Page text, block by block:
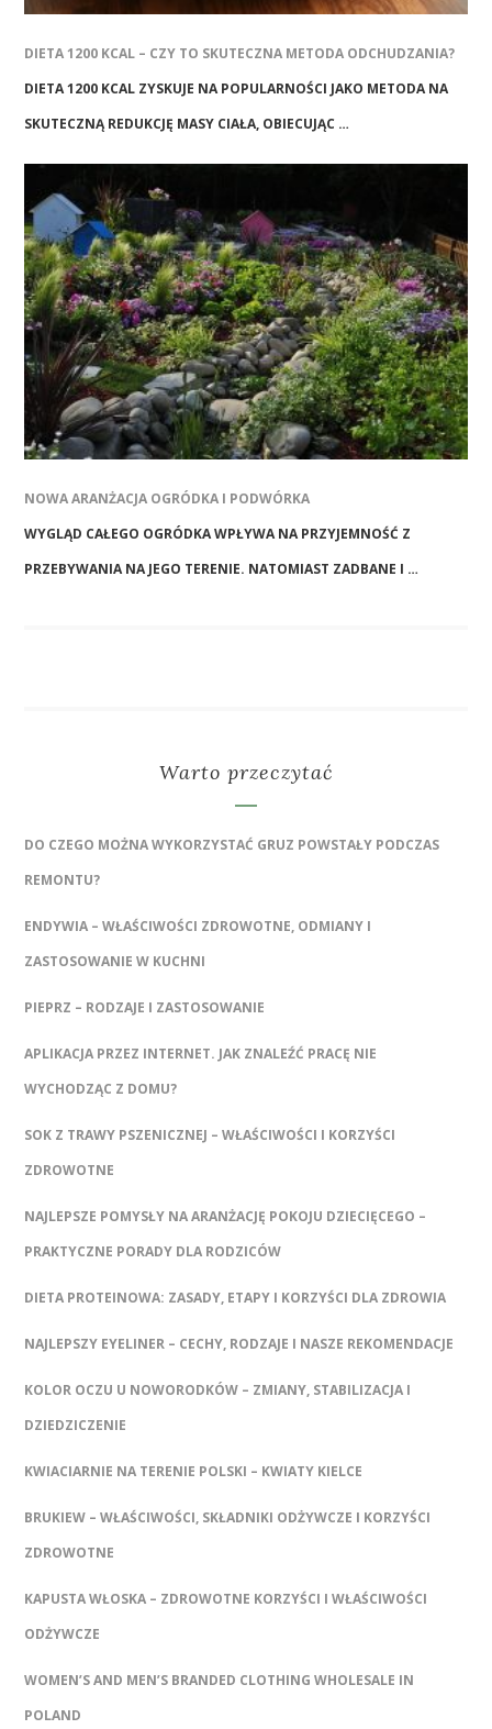
DIETA 1200 KCAL – CZY TO SKUTECZNA METODA ODCHUDZANIA?
DIETA 1200 KCAL ZYSKUJE NA POPULARNOŚCI JAKO METODA NA
SKUTECZNĄ REDUKCJĘ MASY CIAŁA, OBIECUJĄC …
NOWA ARANŻACJA OGRÓDKA I PODWÓRKA
WYGLĄD CAŁEGO OGRÓDKA WPŁYWA NA PRZYJEMNOŚĆ Z
PRZEBYWANIA NA JEGO TERENIE. NATOMIAST ZADBANE I …
Warto przeczytać
DO CZEGO MOŻNA WYKORZYSTAĆ GRUZ POWSTAŁY PODCZAS
REMONTU?
ENDYWIA – WŁAŚCIWOŚCI ZDROWOTNE, ODMIANY I
ZASTOSOWANIE W KUCHNI
PIEPRZ – RODZAJE I ZASTOSOWANIE
APLIKACJA PRZEZ INTERNET. JAK ZNALEŹĆ PRACĘ NIE
WYCHODZĄC Z DOMU?
SOK Z TRAWY PSZENICZNEJ – WŁAŚCIWOŚCI I KORZYŚCI
ZDROWOTNE
NAJLEPSZE POMYSŁY NA ARANŻACJĘ POKOJU DZIECIĘCEGO –
PRAKTYCZNE PORADY DLA RODZICÓW
DIETA PROTEINOWA: ZASADY, ETAPY I KORZYŚCI DLA ZDROWIA
NAJLEPSZY EYELINER – CECHY, RODZAJE I NASZE REKOMENDACJE
KOLOR OCZU U NOWORODKÓW – ZMIANY, STABILIZACJA I
DZIEDZICZENIE
KWIACIARNIE NA TERENIE POLSKI – KWIATY KIELCE
BRUKIEW – WŁAŚCIWOŚCI, SKŁADNIKI ODŻYWCZE I KORZYŚCI
ZDROWOTNE
KAPUSTA WŁOSKA – ZDROWOTNE KORZYŚCI I WŁAŚCIWOŚCI
ODŻYWCZE
WOMEN’S AND MEN’S BRANDED CLOTHING WHOLESALE IN
POLAND